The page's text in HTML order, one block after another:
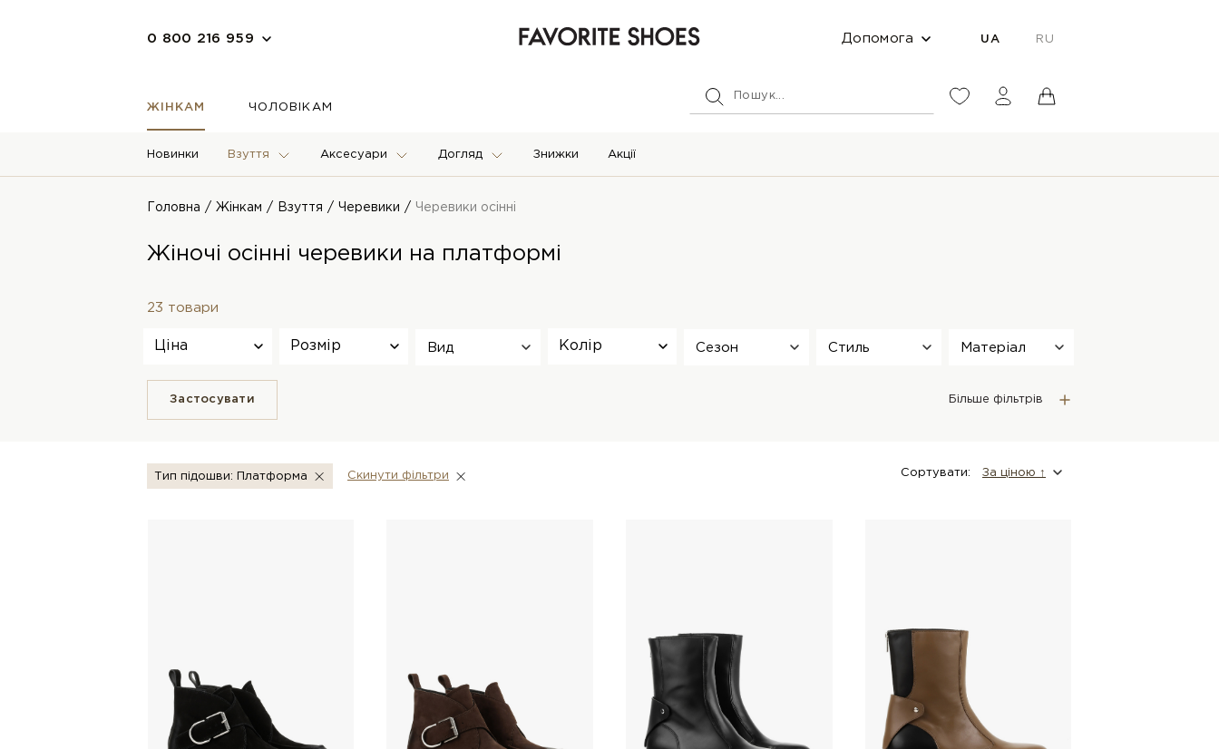
0 800 216 959 Допомога UA RU
ЖІНКАМ ЧОЛОВІКАМ
Новинки Взуття Аксесуари Догляд Знижки Акції
Головна Жінкам Взуття Черевики Черевики осінні
Жіночі осінні черевики на платформі
23 товари
Ціна Розмір Вид Колір Сезон Стиль Матеріал
Застосувати Більше фільтрів
Сортувати: За цiною ↑
Тип підошви: Платформа Скинути фiльтри